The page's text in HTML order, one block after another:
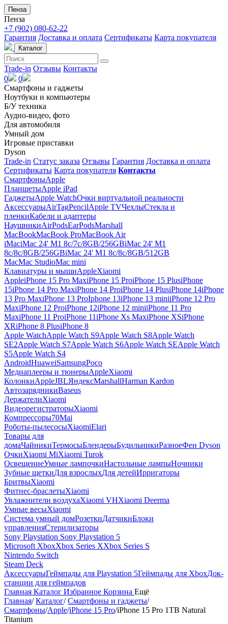
Пенза
Пенза
+7 (902) 080-62-22
Гарантия Доставка и оплата Сертификаты Карта покупателя
Каталог
Trade-in Отзывы Контакты
0
0
Смартфоны и гаджеты
Ноутбуки и компьютеры
Б/У техника
Аудио-видео, фото
Для автомобиля
Умный дом
Игровые приставки
Dyson
Trade-in Статус заказа Отзывы Гарантия Доставка и оплата
Сертификаты Карта покупателя Контакты
СмартфоныApple
ПланшетыApple iPad
ГаджетыApple WatchОчки виртуальной реальности
АксессуарыAirTagPencilApple TVЧехлыСтекла и
пленкиКабели и адаптеры
НаушникиAirPodsEarPodsMarshall
MacBookMacBook ProMacBook Air
iMaciMac 24' M1 8c/7c/8GB/256GBiMac 24' M1
8c/8c/8GB/256GBiMac 24' M1 8c/8c/8GB/512GB
MacMac StudioMac mini
Клавиатуры и мышиAppleXiaomi
AppleiPhone 15 Pro MaxiPhone 15 ProiPhone 15 PlusiPhone
15iPhone 14 Pro MaxiPhone 14 ProiPhone 14 PlusiPhone 14iPhone
13 Pro MaxiPhone 13 ProIphone 13iPhone 13 miniiPhone 12 Pro
MaxiPhone 12 ProiPhone 12iPhone 12 miniiPhone 11 Pro
MaxiPhone 11 ProiPhone 11iPhone Xs MaxiPhone XSiPhone
XRiPhone 8 PlusiPhone 8
Apple WatchApple Watch S9Apple Watch S8Apple Watch
SE2Apple Watch S7Apple Watch S6Apple Watch SEApple Watch
S5Apple Watch S4
AndroidHuaweiSamsungPoco
Медиаплееры и тюнерыAppleXiaomi
КолонкиAppleJBLЯндексMarshallHarman Kardon
АвтозарядникиBaseus
ДержателиXiaomi
ВидеорегистраторыXiaomi
Компрессоры70Mai
Роботы-пылесосыXiaomiElari
Товары для
домаЧайникиТермосыБлендерыБудильникиРазноеФен Dyson
ОчкиXiaomi MiXiaomi Turok
ОсвещениеУмные лампочкиНастольные лампыНочники
Зубные щеткиДля взрослыхДля детейИрригаторы
БритвыXiaomi
Фитнес-браслетыXiaomi
Увлажнители воздухаXiaomi VHXiaomi Deerma
Умные весыXiaomi
Система умный домРозеткиДатчикиБлоки
управленияСтерилизаторы
Sony Playstation Sony Playstation 5
Microsoft XboxXbox Series XXbox Series S
Nintendo Switch
Steam Deck
АксессуарыГеймпады для Playstation 5Геймпады для XboxДок-
станции для геймпадов
Главная Каталог Избранное Корзина Ещё
Главная/ Каталог/ Смартфоны и гаджеты/
Смартфоны/Apple/iPhone 15 Pro/iPhone 15 Pro 1ТB Natural
Titanium